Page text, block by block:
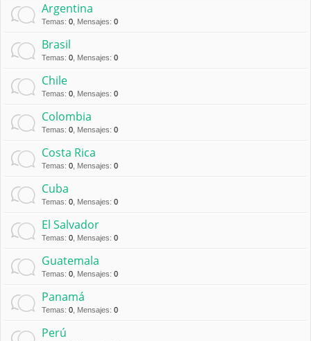
Argentina
Temas: 0 Mensajes: 0
Brasil
Temas: 0 Mensajes: 0
Chile
Temas: 0 Mensajes: 0
Colombia
Temas: 0 Mensajes: 0
Costa Rica
Temas: 0 Mensajes: 0
Cuba
Temas: 0 Mensajes: 0
El Salvador
Temas: 0 Mensajes: 0
Guatemala
Temas: 0 Mensajes: 0
Panamá
Temas: 0 Mensajes: 0
Perú